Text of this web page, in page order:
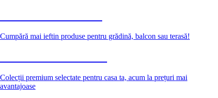
Cumpără mai ieftin produse pentru grădină, balcon sau terasă!
Colecții premium selectate pentru casa ta, acum la prețuri mai
avantajoase